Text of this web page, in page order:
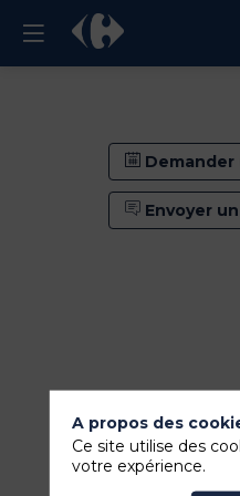
Demander
Envoyer
A propos des
Ce site utilise des
votre expérience.